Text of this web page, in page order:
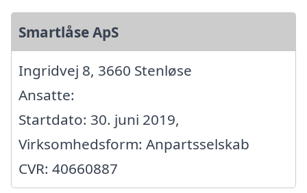
Smartlåse ApS
Ingridvej 8, 3660 Stenløse
Ansatte:
Startdato: 30. juni 2019,
Virksomhedsform: Anpartsselskab
CVR: 40660887